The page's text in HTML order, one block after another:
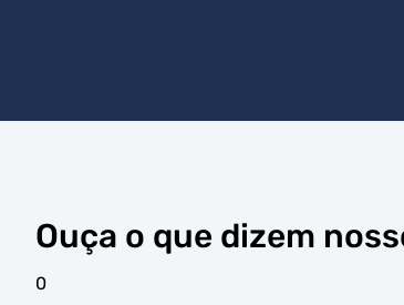
Ouça o que dizem
0